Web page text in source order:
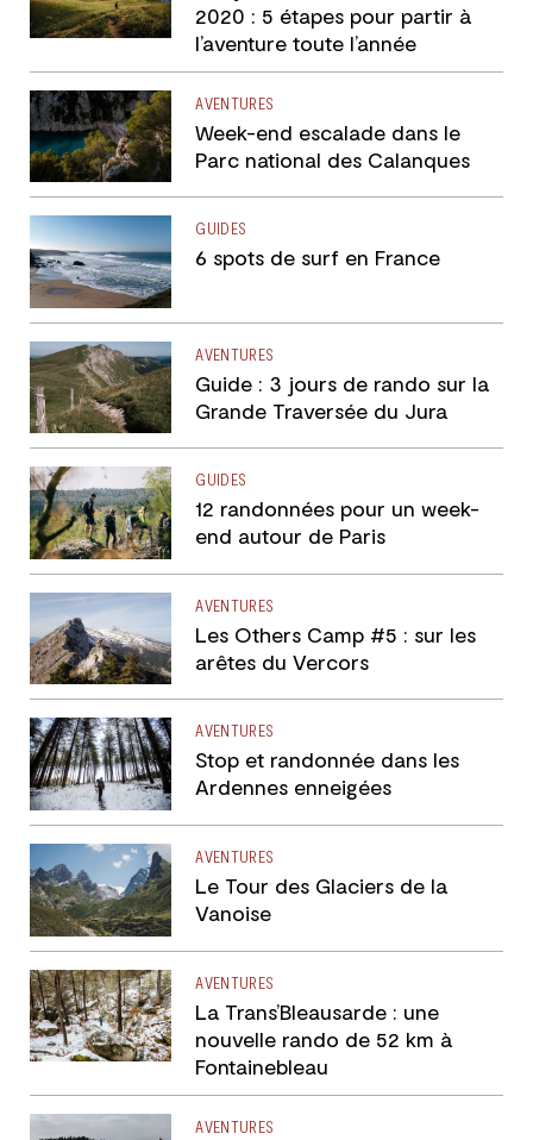
2020 : 5 étapes pour partir à
l’aventure toute l’année
AVENTURES
Week-end escalade dans le
Parc national des Calanques
GUIDES
6 spots de surf en France
AVENTURES
Guide : 3 jours de rando sur la
Grande Traversée du Jura
GUIDES
12 randonnées pour un week-
end autour de Paris
AVENTURES
Les Others Camp #5 : sur les
arêtes du Vercors
AVENTURES
Stop et randonnée dans les
Ardennes enneigées
AVENTURES
Le Tour des Glaciers de la
Vanoise
AVENTURES
La Trans’Bleausarde : une
nouvelle rando de 52 km à
Fontainebleau
AVENTURES